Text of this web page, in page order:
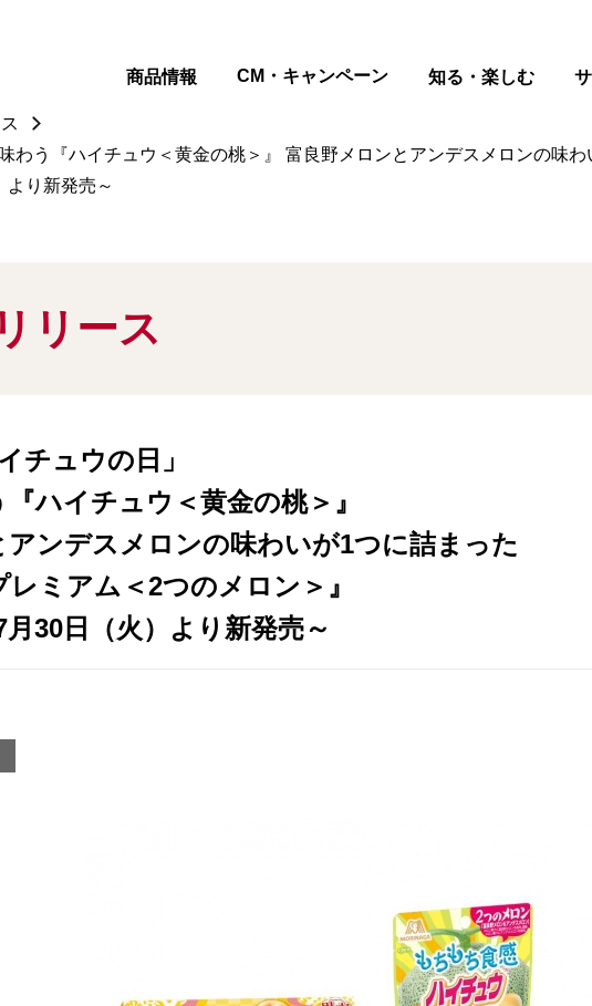
商品情報 CM・キャンペーン 知る・楽しむ
わう『ハイチュウ＜黄金の桃＞』 富良野メロンとアンデスメロンの味
より新発売～
リース
チュウの日」
ハイチュウ＜黄金の桃＞』
ンデスメロンの味わいが1つに詰まった
レミアム＜2つのメロン＞』
月30日（火）より新発売～